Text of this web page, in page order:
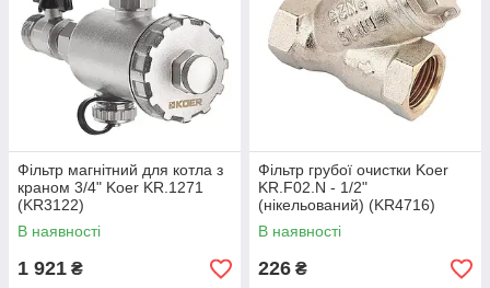
Фільтр магнітний для котла з
краном 3/4" Koer KR.1271
(KR3122)
В наявності
1 921 ₴
Фільтр грубої очистки Koer
KR.F02.N - 1/2"
(нікельований) (KR4716)
В наявності
226 ₴